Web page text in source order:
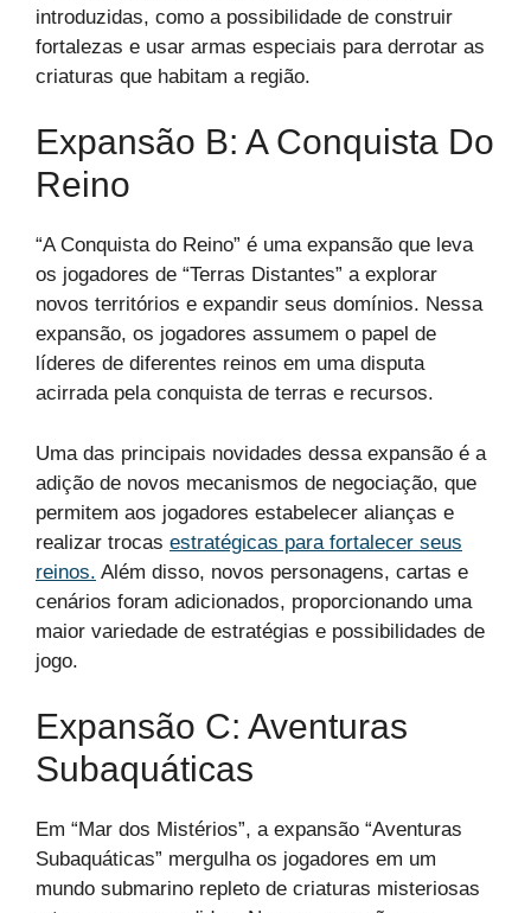
introduzidas, como a possibilidade de construir
fortalezas e usar armas especiais para derrotar as
criaturas que habitam a região.
Expansão B: A Conquista Do
Reino
“A Conquista do Reino” é uma expansão que leva
os jogadores de “Terras Distantes” a explorar
novos territórios e expandir seus domínios. Nessa
expansão, os jogadores assumem o papel de
líderes de diferentes reinos em uma disputa
acirrada pela conquista de terras e recursos.
Uma das principais novidades dessa expansão é a
adição de novos mecanismos de negociação, que
permitem aos jogadores estabelecer alianças e
realizar trocas estratégicas para fortalecer seus
reinos. Além disso, novos personagens, cartas e
cenários foram adicionados, proporcionando uma
maior variedade de estratégias e possibilidades de
jogo.
Expansão C: Aventuras
Subaquáticas
Em “Mar dos Mistérios”, a expansão “Aventuras
Subaquáticas” mergulha os jogadores em um
mundo submarino repleto de criaturas misteriosas